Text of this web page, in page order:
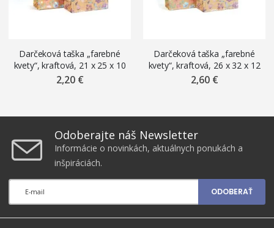
Darčeková taška „farebné
kvety“, kraftová, 21 x 25 x 10
cm, mix motívov
2,20 €
Darčeková taška „farebné
kvety“, kraftová, 26 x 32 x 12
cm, mix motívov
2,60 €
Odoberajte náš Newsletter
Informácie o novinkách, aktuálnych ponukách a
inšpiráciách.
ODOBERAŤ